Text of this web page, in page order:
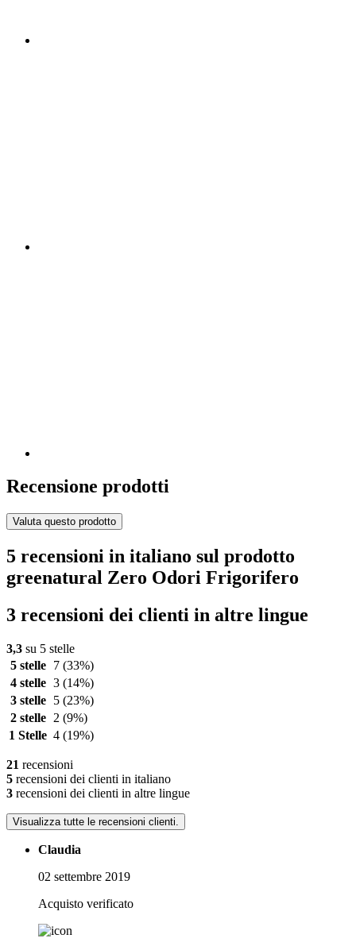
Recensione prodotti
Valuta questo prodotto
5 recensioni in italiano sul prodotto
greenatural Zero Odori Frigorifero
3 recensioni dei clienti in altre lingue
3,3 su 5 stelle
5 stelle
7 (33%)
4 stelle 3 (14%)
3 stelle
5 (23%)
2 stelle
2 (9%)
1 Stelle 4 (19%)
21 recensioni
5 recensioni dei clienti in italiano
3 recensioni dei clienti in altre lingue
Visualizza tutte le recensioni clienti.
Claudia
02 settembre 2019
Acquisto verificato